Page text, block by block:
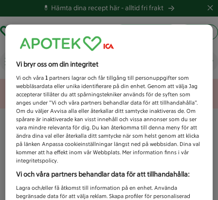
💊 Hämta dina recept här -alltid fri frakt
Vad letar du efter idag?
Unknown error
Vi bryr oss om din integritet
Vi och våra1 partners lagrar och får tillgång till personuppgifter som
webbläsardata eller unika identifierare på din enhet. Genom att välja Jag
accepterar tillåter du att spårningstekniker används för de syften som
anges under ”Vi och våra partners behandlar data för att tillhandahålla”.
Om du väljer Avvisa alla eller återkallar ditt samtycke inaktiveras de. Om
spårare är inaktiverade kan visst innehåll och vissa annonser som du ser
vara mindre relevanta för dig. Du kan återkomma till denna meny för att
ändra dina val eller återkalla ditt samtycke när som helst genom att klicka
på länken Anpassa cookieinställningar längst ned på webbsidan. Dina val
kommer att ha effekt inom vår Webbplats. Mer information finns i vår
integritetspolicy.
Vi och våra partners behandlar data för att tillhandahålla:
Lagra och/eller få åtkomst till information på en enhet. Använda
begränsade data för att välja reklam. Skapa profiler för personaliserad